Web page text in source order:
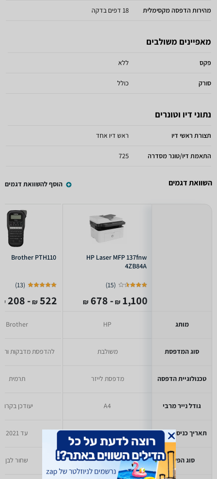
מהירות הדפסה מקסימלית 18 דפים בדקה
מאפיינים משולבים
פקס ללא
סורק כולל
נתוני דיו וטונרים
תצורת ראשי דיו ראש דיו אחד
התאמת דיו/טונר מסדרה 725
השוואת דגמים הוסף להשוואת דגמים
מותג
סוג המדפסת
טכנולוגיית הדפסה
גודל נייר מרבי
תאריך כניסה לזאפ
סוג הפלט
HP Laser MFP 137fnw
4ZB84A
(
15
)
1,100
₪
- 678
₪
HP
משולבת
מדפסת לייזר
A4
עד 2021
שחור לבן
Brother PTH110
(
13
)
522
₪
- 208
₪
Brother
להדפסת מדבקות
תרמית
יעודכן בקרוב
עד 2021
שחור לבן